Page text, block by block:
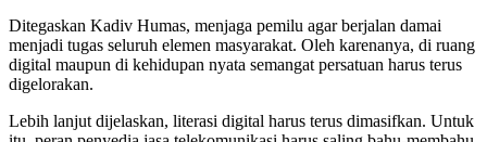
Ditegaskan Kadiv Humas, menjaga pemilu agar berjalan damai
menjadi tugas seluruh elemen masyarakat. Oleh karenanya, di ruang
digital maupun di kehidupan nyata semangat persatuan harus terus
digelorakan.
Lebih lanjut dijelaskan, literasi digital harus terus dimasifkan. Untuk